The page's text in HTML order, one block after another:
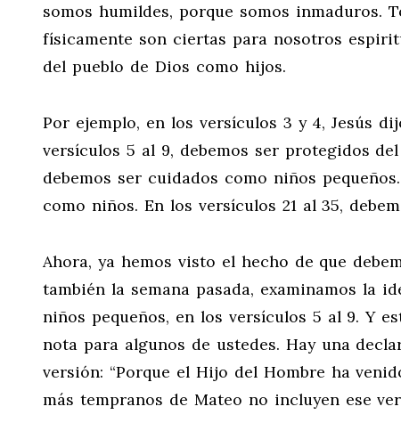
somos humildes, porque somos inmaduros.
físicamente son ciertas para nosotros
del pueblo de Dios como hijos.
Por ejemplo, en los versículos 3 y 4, Jesús
versículos 5 al 9, debemos ser protegidos
debemos ser cuidados como niños
como niños. En los versículos 21 al 35,
Ahora, ya hemos visto el hecho de que
también la semana pasada, examinamos la
niños pequeños, en los versículos 5 al 9. Y
nota para algunos de ustedes. Hay una
versión: “Porque el Hijo del Hombre ha
más tempranos de Mateo no incluyen ese